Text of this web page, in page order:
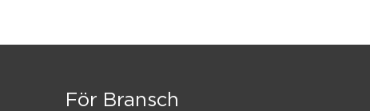
För Bransch